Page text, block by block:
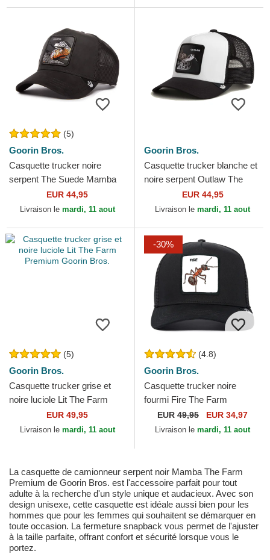
(5)
Goorin Bros.
Casquette trucker noire
serpent The Suede Mamba
Blacked Out The Farm
Goorin Bros.
EUR 44,95
Livraison le mardi, 11 aout
Goorin Bros.
Casquette trucker blanche et
noire serpent Outlaw The
Farm Goorin Bros.
EUR 44,95
Livraison le mardi, 11 aout
(5)
Goorin Bros.
Casquette trucker grise et
noire luciole Lit The Farm
Premium Goorin Bros.
EUR 49,95
Livraison le mardi, 11 aout
-30%
(4.8)
Goorin Bros.
Casquette trucker noire
fourmi Fire The Farm
Premium Goorin Bros.
EUR 49,95 EUR 34,97
Livraison le mardi, 11 aout
La casquette de camionneur serpent noir Mamba The Farm
Premium de Goorin Bros. est l'accessoire parfait pour tout
adulte à la recherche d'un style unique et audacieux. Avec son
design unisexe, cette casquette est idéale aussi bien pour les
hommes que pour les femmes qui souhaitent se démarquer en
toute occasion. La fermeture snapback vous permet de l'ajuster
à la taille parfaite, offrant confort et sécurité lorsque vous le
portez.